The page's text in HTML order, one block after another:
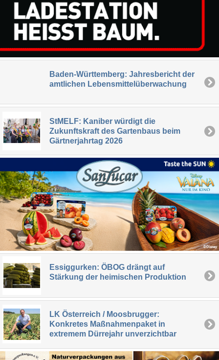
Baden-Württemberg: Jahresbericht der
amtlichen Lebensmittelüberwachung
StMELF: Kaniber würdigt die
Zukunftskraft des Gartenbaus beim
Gärtnerjahrtag 2026
Essiggurken: ÖBOG drängt auf
Stärkung der heimischen Produktion
LK Österreich / Moosbrugger:
Konkretes Maßnahmenpaket in
extremem Dürrejahr unverzichtbar